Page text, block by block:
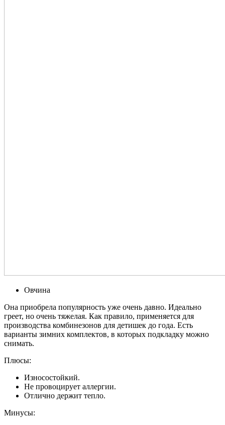
Овчина
Она приобрела популярность уже очень давно. Идеально
греет, но очень тяжелая. Как правило, применяется для
производства комбинезонов для детишек до года. Есть
варианты зимних комплектов, в которых подкладку можно
снимать.
Плюсы:
Износостойкий.
Не провоцирует аллергии.
Отлично держит тепло.
Минусы: